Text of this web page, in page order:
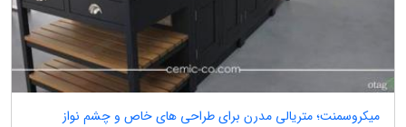
میکروسمنت؛ متریالی مدرن برای طراحی های خاص و چشم نواز